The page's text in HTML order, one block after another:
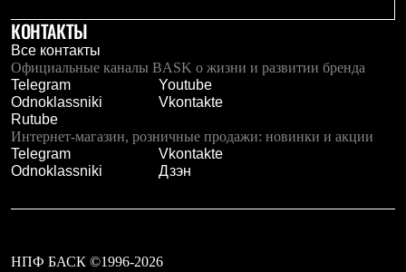
КОНТАКТЫ
Все контакты
Официальные каналы BASK о жизни и развитии бренда
Telegram
Youtube
Odnoklassniki
Vkontakte
Rutube
Интернет-магазин, розничные продажи: новинки и акции
Telegram
Vkontakte
Odnoklassniki
Дзэн
НПФ БАСК ©1996-2026